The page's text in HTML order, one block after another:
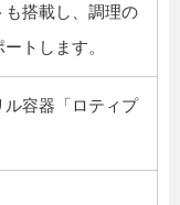
搭載し、調理の
トします。
容器「ロティプ